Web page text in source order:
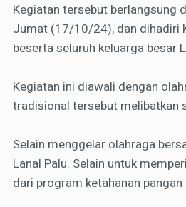
Kegiatan tersebut berlangsung
Jumat (17/10/24), dan dihadiri
beserta seluruh keluarga besar
Kegiatan ini diawali dengan
tradisional tersebut melibatkan
Selain menggelar olahraga
Lanal Palu. Selain untuk
dari program ketahanan